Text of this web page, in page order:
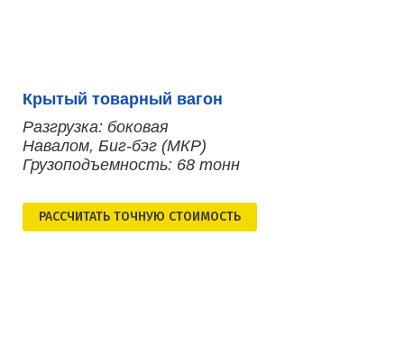
Крытый товарный вагон
Разгрузка: боковая
Навалом, Биг-бэг (МКР)
Грузоподъемность: 68 тонн
РАСCЧИТАТЬ ТОЧНУЮ СТОИМОСТЬ